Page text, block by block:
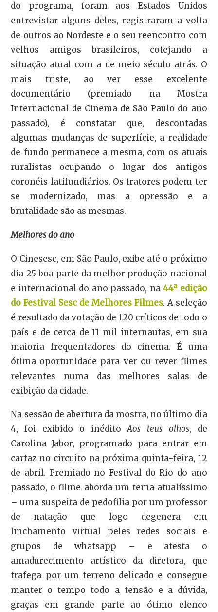
do programa, foram aos Estados Unidos
entrevistar alguns deles, registraram a volta
de outros ao Nordeste e o seu reencontro com
velhos amigos brasileiros, cotejando a
situação atual com a de meio século atrás. O
mais triste, ao ver esse excelente
documentário (premiado na Mostra
Internacional de Cinema de São Paulo do ano
passado), é constatar que, descontadas
algumas mudanças de superfície, a realidade
de fundo permanece a mesma, com os atuais
ruralistas ocupando o lugar dos antigos
coronéis latifundiários. Os tratores podem ter
se modernizado, mas a opressão e a
brutalidade são as mesmas.
Melhores do ano
O Cinesesc, em São Paulo, exibe até o próximo
dia 25 boa parte da melhor produção nacional
e internacional do ano passado, na44ª edição
do Festival Sesc de Melhores Filmes. A seleção
é resultado da votação de 120 críticos de todo o
país e de cerca de 11 mil internautas, em sua
maioria frequentadores do cinema. É uma
ótima oportunidade para ver ou rever filmes
relevantes numa das melhores salas de
exibição da cidade.
Na sessão de abertura da mostra, no último dia
4, foi exibido o inéditoAos teus olhos, de
Carolina Jabor, programado para entrar em
cartaz no circuito na próxima quinta-feira, 12
de abril. Premiado no Festival do Rio do ano
passado, o filme aborda um tema atualíssimo
– uma suspeita de pedofilia por um professor
de natação que logo degenera em
linchamento virtual peles redes sociais e
grupos de whatsapp – e atesta o
amadurecimento artístico da diretora, que
trafega por um terreno delicado e consegue
manter o tempo todo a tensão e a dúvida,
graças em grande parte ao ótimo elenco